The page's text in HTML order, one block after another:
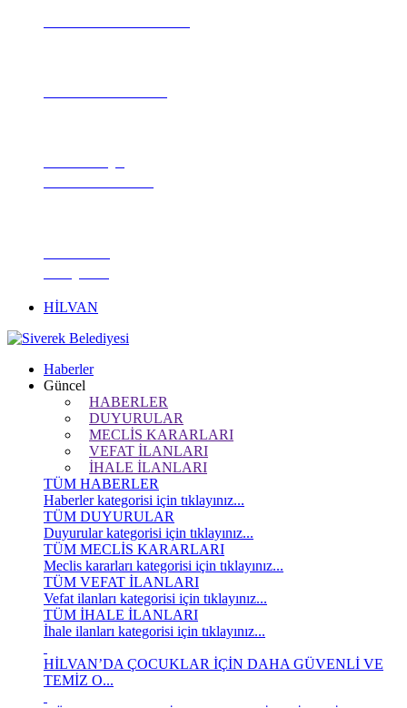
HİLVAN
Haberler
Güncel
HABERLER
DUYURULAR
MECLİS KARARLARI
VEFAT İLANLARI
İHALE İLANLARI
TÜM HABERLER
Haberler kategorisi için tıklayınız...
TÜM DUYURULAR
Duyurular kategorisi için tıklayınız...
TÜM MECLİS KARARLARI
Meclis kararları kategorisi için tıklayınız...
TÜM VEFAT İLANLARI
Vefat ilanları kategorisi için tıklayınız...
TÜM İHALE İLANLARI
İhale ilanları kategorisi için tıklayınız...
HİLVAN’DA ÇOCUKLAR İÇİN DAHA GÜVENLİ VE
TEMİZ O...